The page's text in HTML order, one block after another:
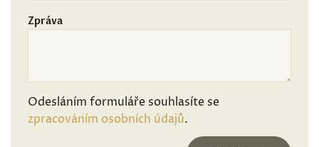
Zpráva
Odesláním formuláře souhlasíte se
zpracováním osobních údajů.